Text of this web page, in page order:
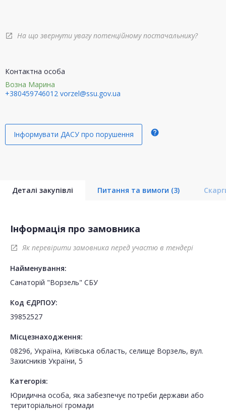
open_in_new На що звернути увагу потенційному постачальнику?
Контактна особа
Возна Марина
+380459746012 vorzel@ssu.gov.ua
Інформувати ДАСУ про порушення help
Деталі закупівлі Питання та вимоги (3)
Інформація про замовника
open_in_new Як перевірити замовника перед участю в тендері
Найменування:
Санаторій "Ворзель" СБУ
Код ЄДРПОУ:
39852527
Місцезнаходження:
08296, Україна, Київська область, селище Ворзель, вул.
Захисників України, 5
Категорія:
Юридична особа, яка забезпечує потреби держави або
територіальної громади